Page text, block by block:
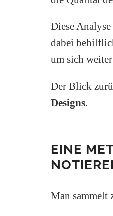
Diese
dabei
um sich
Der Blick
Designs.
EINE
Man sammelt